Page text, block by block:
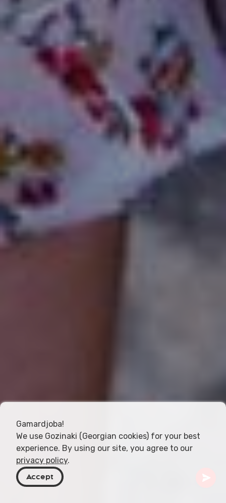
Gamardjoba!
We use Gozinaki (Georgian cookies) for your best
experience. By using our site, you agree to our
privacy policy.
Accept